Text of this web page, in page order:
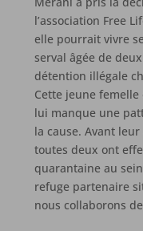
l’association Free
elle pourrait vivre
serval âgée de
détention illégale
Cette jeune
lui manque une
la cause. Avant leur
toutes deux ont
quarantaine au
refuge partenaire
nous collaborons